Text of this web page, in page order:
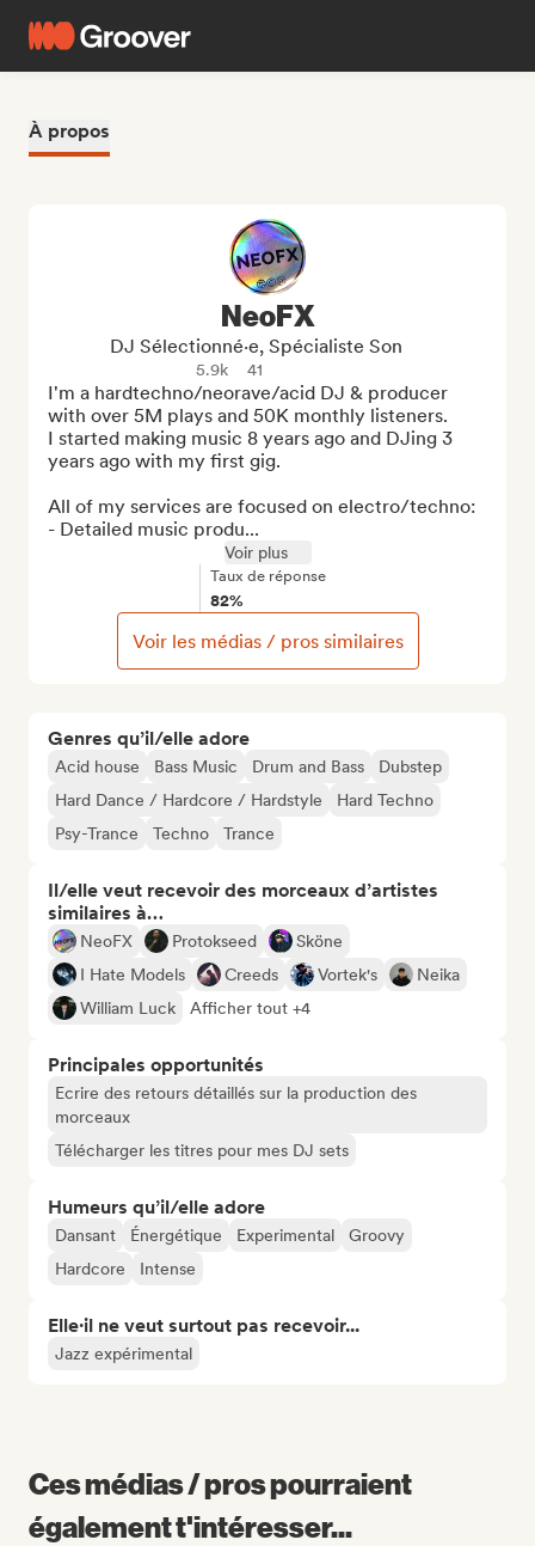
À propos
Genres qu’il/elle adore
Acid house Bass Music Drum and Bass
Dubstep
Hard Dance / Hardcore / Hardstyle
Hard Techno
Psy-Trance
Techno Trance
Il/elle veut recevoir des morceaux d’artistes
similaires à…
NeoFX Protokseed
Sköne
I Hate Models
Creeds Vortek's
Neika
William Luck
Afficher tout +4
Principales opportunités
Ecrire des retours détaillés sur la production des
morceaux
Télécharger les titres pour mes DJ sets
Humeurs qu’il/elle adore
Dansant Énergétique Experimental
Groovy
Hardcore
Intense
Elle·il ne veut surtout pas recevoir...
Jazz expérimental
NeoFX
DJ Sélectionné·e, Spécialiste Son
5.9k 41
I'm a hardtechno/neorave/acid DJ & producer
with over 5M plays and 50K monthly listeners.
I started making music 8 years ago and DJing 3
years ago with my first gig.
All of my services are focused on electro/techno:
- Detailed music produ...
Voir plus
Taux de réponse
82%
Voir les médias / pros similaires
Ces médias / pros pourraient
également t'intéresser...